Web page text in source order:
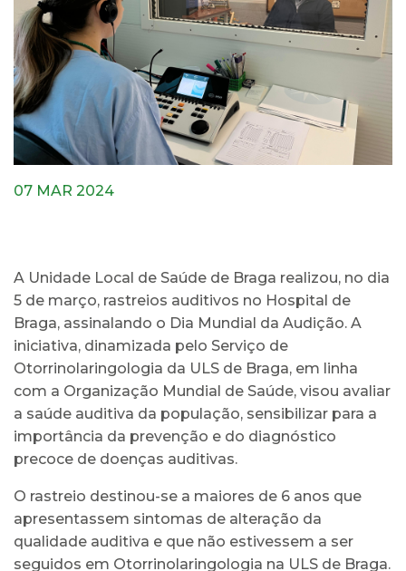
07 MAR 2024
A Unidade Local de Saúde de Braga realizou, no dia
5 de março, rastreios auditivos no Hospital de
Braga, assinalando o Dia Mundial da Audição. A
iniciativa, dinamizada pelo Serviço de
Otorrinolaringologia da ULS de Braga, em linha
com a Organização Mundial de Saúde, visou avaliar
a saúde auditiva da população, sensibilizar para a
importância da prevenção e do diagnóstico
precoce de doenças auditivas.
O rastreio destinou-se a maiores de 6 anos que
apresentassem sintomas de alteração da
qualidade auditiva e que não estivessem a ser
seguidos em Otorrinolaringologia na ULS de Braga.